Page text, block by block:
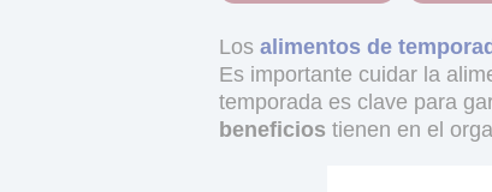
Los alimentos de
Es importante cuidar la
temporada es clave para
beneficios tienen en el